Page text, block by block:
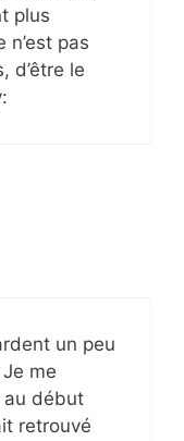
plus
pas
d’être le
un peu
me
au début
retrouvé